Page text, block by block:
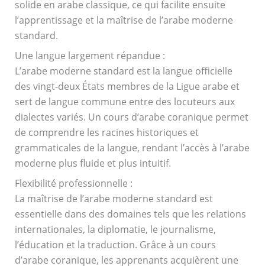
solide en arabe classique, ce qui facilite ensuite
l’apprentissage et la maîtrise de l’arabe moderne
standard.
Une langue largement répandue :
L’arabe moderne standard est la langue officielle
des vingt-deux États membres de la Ligue arabe et
sert de langue commune entre des locuteurs aux
dialectes variés. Un cours d’arabe coranique permet
de comprendre les racines historiques et
grammaticales de la langue, rendant l’accès à l’arabe
moderne plus fluide et plus intuitif.
Flexibilité professionnelle :
La maîtrise de l’arabe moderne standard est
essentielle dans des domaines tels que les relations
internationales, la diplomatie, le journalisme,
l’éducation et la traduction. Grâce à un cours
d’arabe coranique, les apprenants acquièrent une